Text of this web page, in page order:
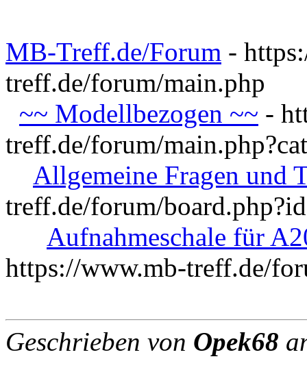
MB-Treff.de/Forum -
treff.de/forum/main.php
~~ Modellbezogen ~~ -
treff.de/forum/
Allgemeine Fragen und
treff.de/forum/
Aufnahmeschale für
https://www.mb-treff.de/
Geschrieben von Opek68